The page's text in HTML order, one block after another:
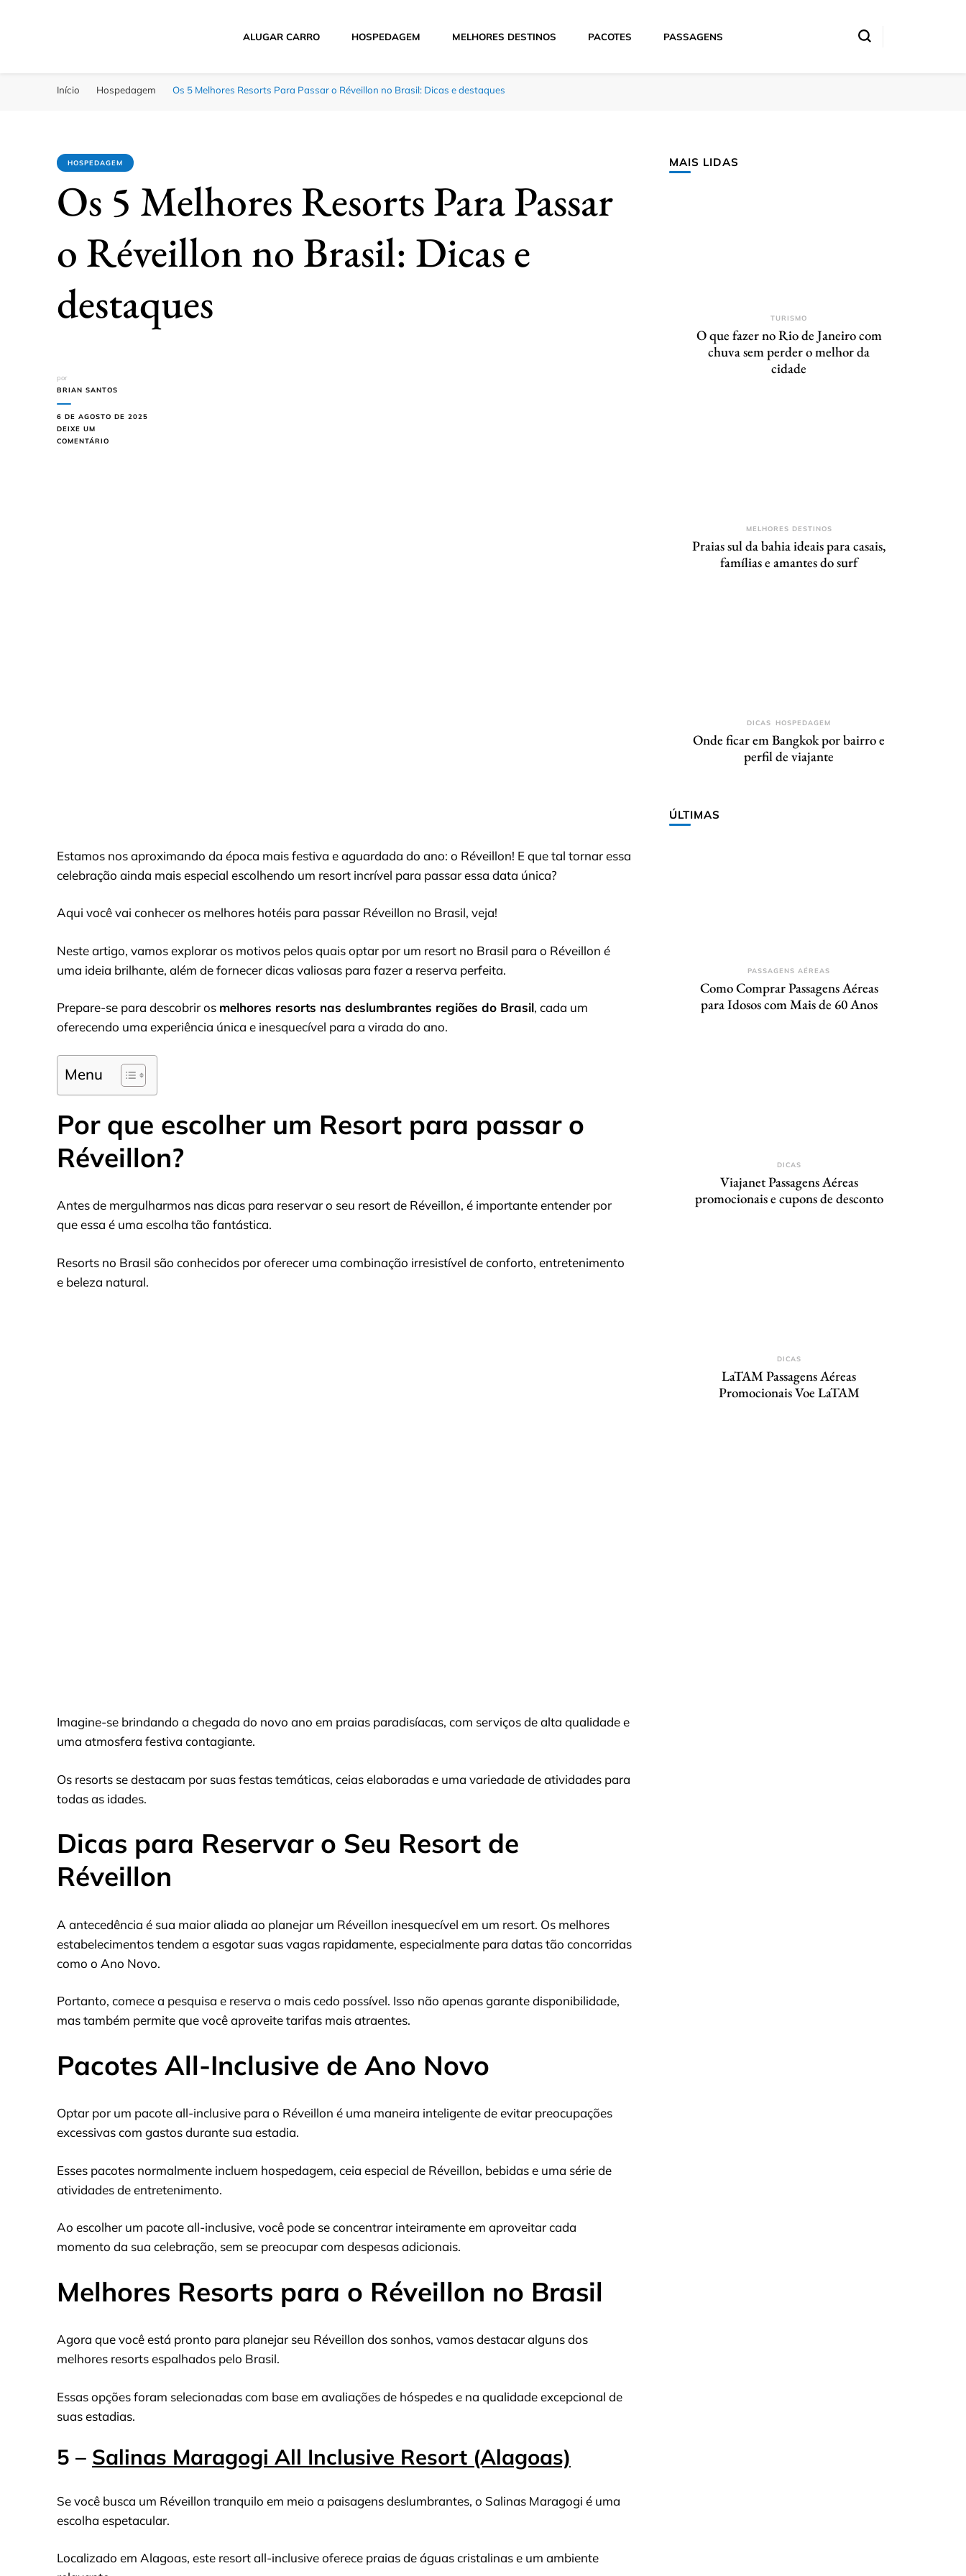
Passagens Baratas Hoje
ALUGAR CARRO HOSPEDAGEM MELHORES DESTINOS PACOTES PASSAGENS
Início Hospedagem Os 5 Melhores Resorts Para Passar o Réveillon no Brasil: Dicas e destaques
HOSPEDAGEM
Os 5 Melhores Resorts Para Passar
o Réveillon no Brasil: Dicas e
destaques
por
BRIAN SANTOS
6 DE AGOSTO DE 2025
DEIXE UM
COMENTÁRIO
Estamos nos aproximando da época mais festiva e aguardada do ano: o Réveillon! E que tal tornar essa
celebração ainda mais especial escolhendo um resort incrível para passar essa data única?
Aqui você vai conhecer os melhores hotéis para passar Réveillon no Brasil, veja!
Neste artigo, vamos explorar os motivos pelos quais optar por um resort no Brasil para o Réveillon é
uma ideia brilhante, além de fornecer dicas valiosas para fazer a reserva perfeita.
Prepare-se para descobrir os melhores resorts nas deslumbrantes regiões do Brasil, cada um
oferecendo uma experiência única e inesquecível para a virada do ano.
Menu
Por que escolher um Resort para passar o
Réveillon?
Antes de mergulharmos nas dicas para reservar o seu resort de Réveillon, é importante entender por
que essa é uma escolha tão fantástica.
Resorts no Brasil são conhecidos por oferecer uma combinação irresistível de conforto, entretenimento
e beleza natural.
Imagine-se brindando a chegada do novo ano em praias paradisíacas, com serviços de alta qualidade e
uma atmosfera festiva contagiante.
Os resorts se destacam por suas festas temáticas, ceias elaboradas e uma variedade de atividades para
todas as idades.
Dicas para Reservar o Seu Resort de
Réveillon
A antecedência é sua maior aliada ao planejar um Réveillon inesquecível em um resort. Os melhores
estabelecimentos tendem a esgotar suas vagas rapidamente, especialmente para datas tão concorridas
como o Ano Novo.
Portanto, comece a pesquisa e reserva o mais cedo possível. Isso não apenas garante disponibilidade,
mas também permite que você aproveite tarifas mais atraentes.
Pacotes All-Inclusive de Ano Novo
Optar por um pacote all-inclusive para o Réveillon é uma maneira inteligente de evitar preocupações
excessivas com gastos durante sua estadia.
Esses pacotes normalmente incluem hospedagem, ceia especial de Réveillon, bebidas e uma série de
atividades de entretenimento.
Ao escolher um pacote all-inclusive, você pode se concentrar inteiramente em aproveitar cada
momento da sua celebração, sem se preocupar com despesas adicionais.
Melhores Resorts para o Réveillon no Brasil
Agora que você está pronto para planejar seu Réveillon dos sonhos, vamos destacar alguns dos
melhores resorts espalhados pelo Brasil.
Essas opções foram selecionadas com base em avaliações de hóspedes e na qualidade excepcional de
suas estadias.
5 – Salinas Maragogi All Inclusive Resort (Alagoas)
Se você busca um Réveillon tranquilo em meio a paisagens deslumbrantes, o Salinas Maragogi é uma
escolha espetacular.
Localizado em Alagoas, este resort all-inclusive oferece praias de águas cristalinas e um ambiente
MAIS LIDAS
TURISMO
O que fazer no Rio de Janeiro com
chuva sem perder o melhor da
cidade
MELHORES DESTINOS
Praias sul da bahia ideais para casais,
famílias e amantes do surf
DICAS HOSPEDAGEM
Onde ficar em Bangkok por bairro e
perfil de viajante
ÚLTIMAS
PASSAGENS AÉREAS
Como Comprar Passagens Aéreas
para Idosos com Mais de 60 Anos
DICAS
Viajanet Passagens Aéreas
promocionais e cupons de desconto
DICAS
LaTAM Passagens Aéreas
Promocionais Voe LaTAM